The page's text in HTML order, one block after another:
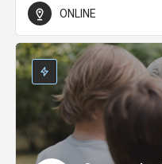
ONLINE